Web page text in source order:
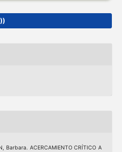
Barbara. ACERCAMIENTO CRÍTICO A